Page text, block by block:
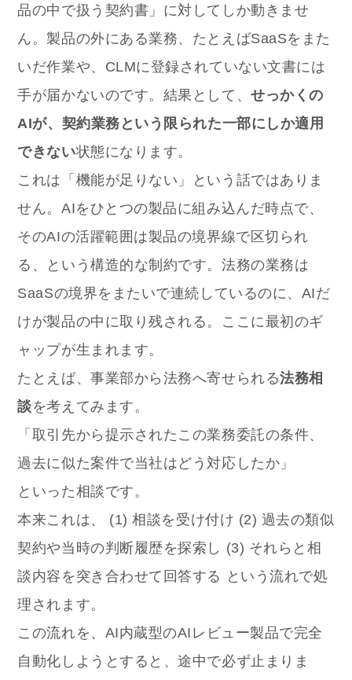
品の中で扱う契約書」に対してしか動きませ
ん。製品の外にある業務、たとえばSaaSをまた
いだ作業や、CLMに登録されていない文書には
手が届かないのです。結果として、せっかくの
AIが、契約業務という限られた一部にしか適用
できない状態になります。
これは「機能が足りない」という話ではありま
せん。AIをひとつの製品に組み込んだ時点で、
そのAIの活躍範囲は製品の境界線で区切られ
る、という構造的な制約です。法務の業務は
SaaSの境界をまたいで連続しているのに、AIだ
けが製品の中に取り残される。ここに最初のギ
ャップが生まれます。
たとえば、事業部から法務へ寄せられる法務相
談を考えてみます。
「取引先から提示されたこの業務委託の条件、
過去に似た案件で当社はどう対応したか」
といった相談です。
本来これは、 (1) 相談を受け付け (2) 過去の類似
契約や当時の判断履歴を探索し (3) それらと相
談内容を突き合わせて回答する という流れで処
理されます。
この流れを、AI内蔵型のAIレビュー製品で完全
自動化しようとすると、途中で必ず止まりま